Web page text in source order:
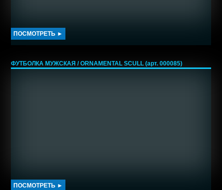
ПОСМОТРЕТЬ ►
ФУТБОЛКА МУЖСКАЯ / ОRNAMENTAL SCULL (арт. 000085)
ПОСМОТРЕТЬ ►